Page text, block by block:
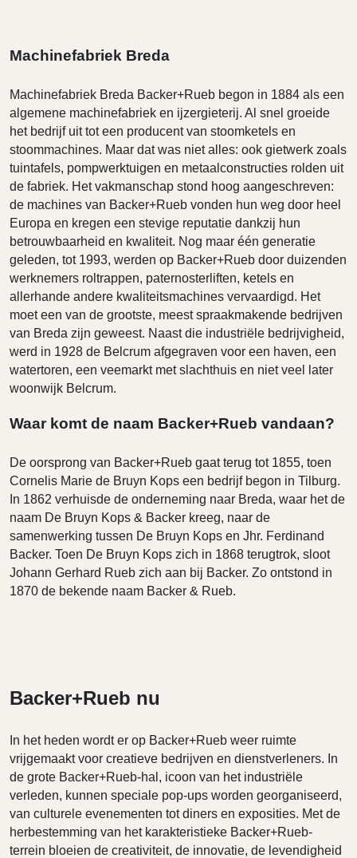
Machinefabriek Breda
Machinefabriek Breda Backer+Rueb begon in 1884 als een
algemene machinefabriek en ijzergieterij. Al snel groeide
het bedrijf uit tot een producent van stoomketels en
stoommachines. Maar dat was niet alles: ook gietwerk zoals
tuintafels, pompwerktuigen en metaalconstructies rolden uit
de fabriek. Het vakmanschap stond hoog aangeschreven:
de machines van Backer+Rueb vonden hun weg door heel
Europa en kregen een stevige reputatie dankzij hun
betrouwbaarheid en kwaliteit. Nog maar één generatie
geleden, tot 1993, werden op Backer+Rueb door duizenden
werknemers roltrappen, paternosterliften, ketels en
allerhande andere kwaliteitsmachines vervaardigd. Het
moet een van de grootste, meest spraakmakende bedrijven
van Breda zijn geweest. Naast die industriële bedrijvigheid,
werd in 1928 de Belcrum afgegraven voor een haven, een
watertoren, een veemarkt met slachthuis en niet veel later
woonwijk Belcrum.
Waar komt de naam Backer+Rueb vandaan?
De oorsprong van Backer+Rueb gaat terug tot 1855, toen
Cornelis Marie de Bruyn Kops een bedrijf begon in Tilburg.
In 1862 verhuisde de onderneming naar Breda, waar het de
naam De Bruyn Kops & Backer kreeg, naar de
samenwerking tussen De Bruyn Kops en Jhr. Ferdinand
Backer. Toen De Bruyn Kops zich in 1868 terugtrok, sloot
Johann Gerhard Rueb zich aan bij Backer. Zo ontstond in
1870 de bekende naam Backer & Rueb.
Backer+Rueb nu
In het heden wordt er op Backer+Rueb weer ruimte
vrijgemaakt voor creatieve bedrijven en dienstverleners. In
de grote Backer+Rueb-hal, icoon van het industriële
verleden, kunnen speciale pop-ups worden georganiseerd,
van culturele evenementen tot diners en exposities. Met de
herbestemming van het karakteristieke Backer+Rueb-
terrein bloeien de creativiteit, de innovatie, de levendigheid